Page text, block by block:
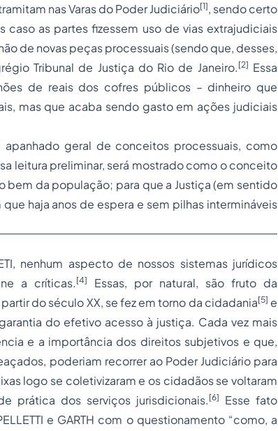
nas Varas do Poder Judiciário[1], sendo certo
as partes fizessem uso de vias extrajudiciais
de novas peças processuais (sendo que, desses,
Tribunal de Justiça do Rio de Janeiro.[2] Essa
de reais dos cofres públicos – dinheiro que
mas que acaba sendo gasto em ações judiciais
geral de conceitos processuais, como
leitura preliminar, será mostrado como o conceito
da população; para que a Justiça (em sentido
haja anos de espera e sem pilhas intermináveis
nenhum aspecto de nossos sistemas jurídicos
a críticas.[4]
Essas, por natural, são fruto da
do século XX, se fez em torno da cidadania[5] e
do efetivo acesso à justiça. Cada vez mais
e a importância dos direitos subjetivos e que,
poderiam recorrer ao Poder Judiciário para
logo se coletivizaram e os cidadãos se voltaram
prática dos serviços jurisdicionais.[6]
Esse fato
e GARTH com o questionamento “como, a